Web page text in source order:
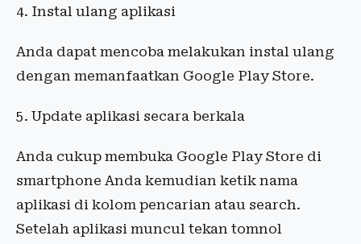
4. Instal ulang aplikasi
Anda dapat mencoba melakukan instal ulang
dengan memanfaatkan Google Play Store.
5. Update aplikasi secara berkala
Anda cukup membuka Google Play Store di
smartphone Anda kemudian ketik nama
aplikasi di kolom pencarian atau search.
Setelah aplikasi muncul tekan tomnol